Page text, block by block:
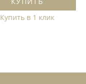
Купить в 1 клик